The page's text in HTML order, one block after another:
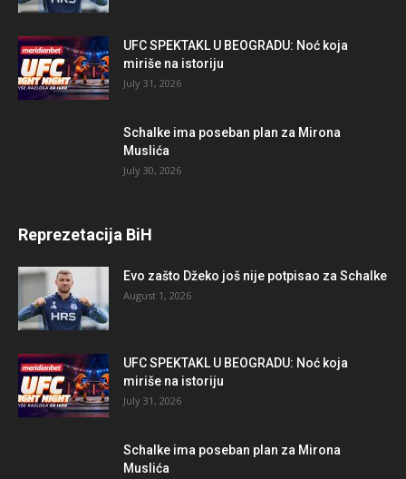
UFC SPEKTAKL U BEOGRADU: Noć koja
miriše na istoriju
July 31, 2026
Schalke ima poseban plan za Mirona
Muslića
July 30, 2026
Reprezetacija BiH
Evo zašto Džeko još nije potpisao za Schalke
August 1, 2026
UFC SPEKTAKL U BEOGRADU: Noć koja
miriše na istoriju
July 31, 2026
Schalke ima poseban plan za Mirona
Muslića